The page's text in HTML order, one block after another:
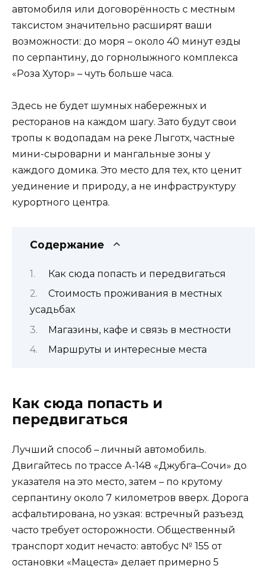
автомобиля или договорённость с местным
таксистом значительно расширят ваши
возможности: до моря – около 40 минут езды
по серпантину, до горнолыжного комплекса
«Роза Хутор» – чуть больше часа.
Здесь не будет шумных набережных и
ресторанов на каждом шагу. Зато будут свои
тропы к водопадам на реке Лыготх, частные
мини-сыроварни и мангальные зоны у
каждого домика. Это место для тех, кто ценит
уединение и природу, а не инфраструктуру
курортного центра.
Содержание
Как сюда попасть и передвигаться
Стоимость проживания в местных
усадьбах
Магазины, кафе и связь в местности
Маршруты и интересные места
Как сюда попасть и
передвигаться
Лучший способ – личный автомобиль.
Двигайтесь по трассе А-148 «Джубга–Сочи» до
указателя на это место, затем – по крутому
серпантину около 7 километров вверх. Дорога
асфальтирована, но узкая: встречный разъезд
часто требует осторожности. Общественный
транспорт ходит нечасто: автобус № 155 от
остановки «Мацеста» делает примерно 5